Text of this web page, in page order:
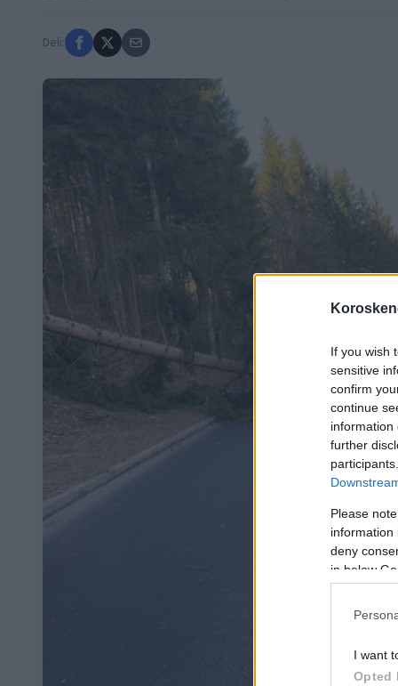
If you wish
sensitive
confirm
continue
information
further
Please
information
deny
in below
I want
Opted
Deli: